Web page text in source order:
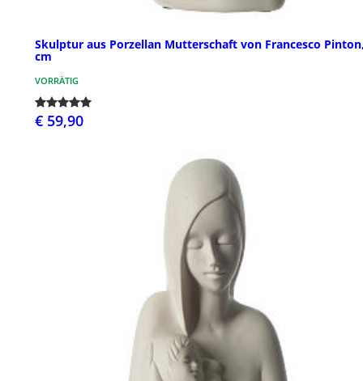
Skulptur aus Porzellan Mutterschaft von Francesco
cm
VORRÄTIG
€ 59,90